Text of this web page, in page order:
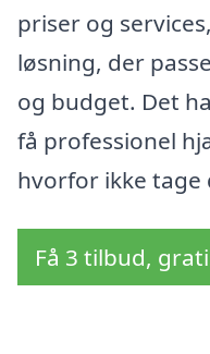
priser og
løsning, der
og budget. Det
få professionel
hvorfor ikke tage
Få 3 tilbud,